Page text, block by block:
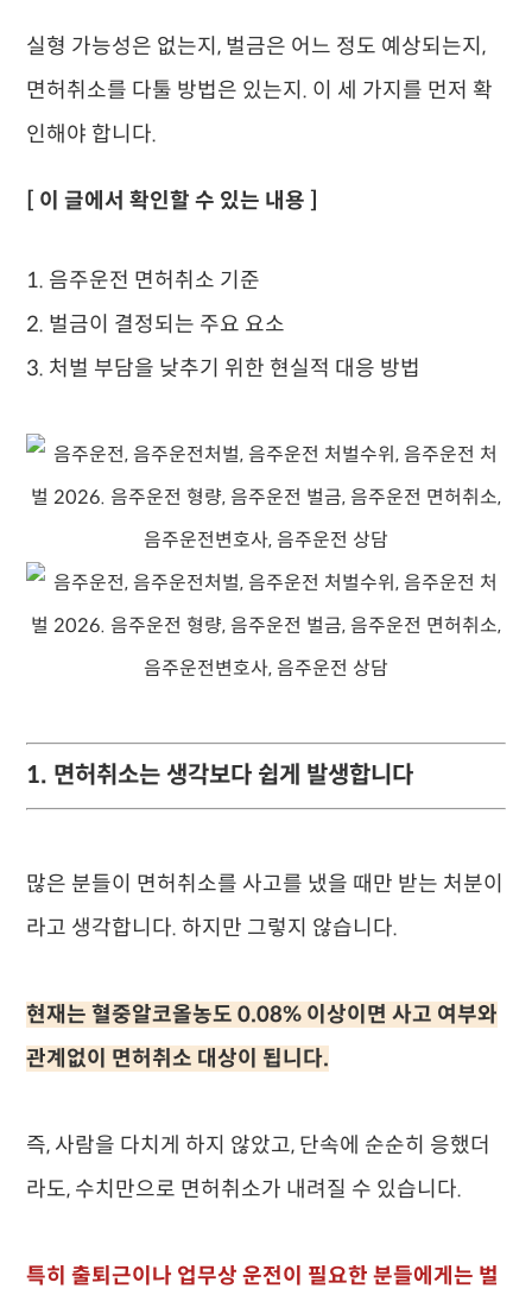
실형 가능성은 없는지, 벌금은 어느 정도 예상되는지,
면허취소를 다툴 방법은 있는지. 이 세 가지를 먼저 확
인해야 합니다.
[ 이 글에서 확인할 수 있는 내용 ]
1. 음주운전 면허취소 기준
2. 벌금이 결정되는 주요 요소
3. 처벌 부담을 낮추기 위한 현실적 대응 방법
1. 면허취소는 생각보다 쉽게 발생합니다
많은 분들이 면허취소를 사고를 냈을 때만 받는 처분이
라고 생각합니다. 하지만 그렇지 않습니다.
현재는 혈중알코올농도 0.08% 이상이면 사고 여부와
관계없이 면허취소 대상이 됩니다.
즉, 사람을 다치게 하지 않았고, 단속에 순순히 응했더
라도, 수치만으로 면허취소가 내려질 수 있습니다.
특히 출퇴근이나 업무상 운전이 필요한 분들에게는 벌